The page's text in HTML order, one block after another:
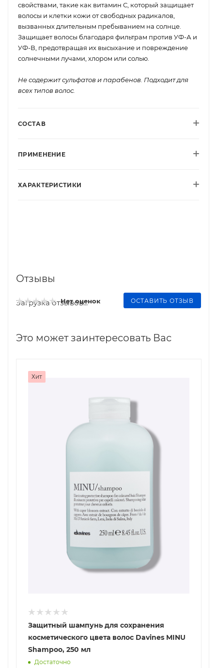
свойствами, такие как витамин С, который защищает
волосы и клетки кожи от свободных радикалов,
вызванных длительным пребыванием на солнце.
Защищает волосы благодаря фильтрам против УФ-А и
УФ-В, предотвращая их высыхание и повреждение
солнечными лучами, хлором или солью.
Не содержит сульфатов и парабенов. Подходит для
всех типов волос.
СОСТАВ
ПРИМЕНЕНИЕ
ХАРАКТЕРИСТИКИ
Отзывы
Нет оценок ОСТАВИТЬ ОТЗЫВ
Загрузка отзывов...
Это может заинтересовать Вас
Хит
Защитный шампунь для сохранения
косметического цвета волос Davines MINU
Shampoo, 250 мл
Достаточно